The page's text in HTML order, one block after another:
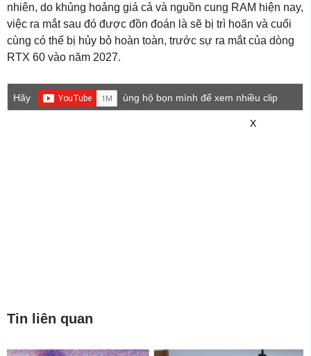
nhiên, do khủng hoảng giá cả và nguồn cung RAM hiện nay,
việc ra mắt sau đó được đồn đoán là sẽ bị trì hoãn và cuối
cùng có thể bị hủy bỏ hoàn toàn, trước sự ra mắt của dòng
RTX 60 vào năm 2027.
Hãy
ủng hộ bọn mình để xem nhiều clip
X
Tin liên quan